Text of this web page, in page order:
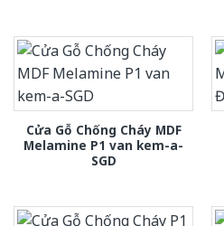
Cửa Gỗ Chống Cháy MDF
Melamine P1 van kem-a-
SGD